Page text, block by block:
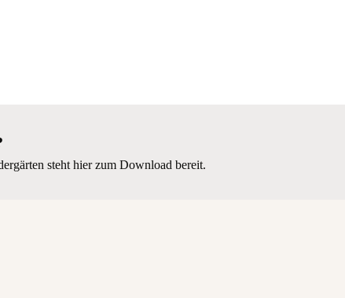
steht hier zum Download bereit.